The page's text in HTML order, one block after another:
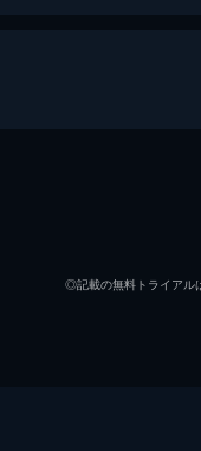
金
◎記載の無料トライアル